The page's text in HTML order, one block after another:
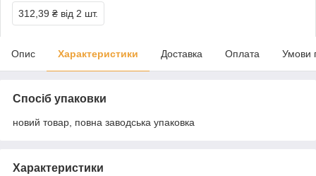
312,39 ₴ від 2 шт.
Опис Характеристики Доставка Оплата Умови
Спосіб упаковки
новий товар, повна заводська упаковка
Характеристики